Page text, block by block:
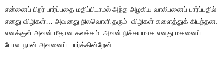
என்னைப் பிறர் பார்ப்பதை மதிப்பிடாமல் அந்த அழகிய வாலிபனைப் பார்ப்பதில்
எனது விழிகள்… அவனது நிலவொளி தரும் விழிகள் களைத்துக் கிடந்தன.
எனக்குள் அவன் மீதான கலக்கம். அவன் நிச்சயமாக எனது மகனைப்
போல. நான் அவனைப் பார்க்கின்றேன்.